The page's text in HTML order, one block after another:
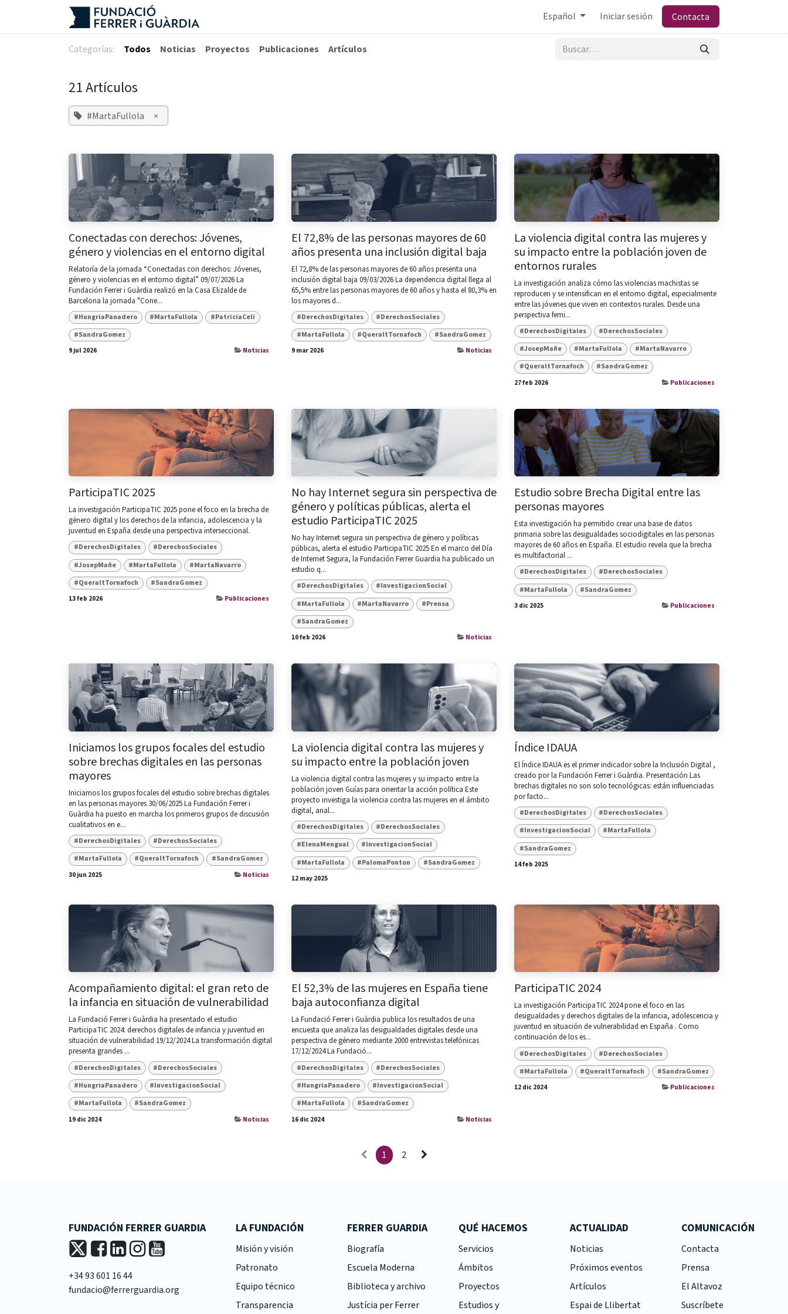
Español Iniciar sesión Contacta
Categorías: Todos Noticias Proyectos Publicaciones Artículos
21 Artículos
#MartaFullola ×
Conectadas con derechos: Jóvenes,
género y violencias en el entorno digital
Relatoría de la jornada “Conectadas con derechos: Jóvenes,
género y violencias en el entorno digital” 09/07/2026 La
Fundación Ferrer i Guàrdia realizó en la Casa Elizalde de
Barcelona la jornada "Cone...
#HungriaPanadero #MartaFullola
#PatriciaCeli
#SandraGomez
9 jul 2026
Noticias
El 72,8% de las personas mayores de 60
años presenta una inclusión digital baja
El 72,8% de las personas mayores de 60 años presenta una
inclusión digital baja 09/03/2026 La dependencia digital llega al
65,5% entre las personas mayores de 60 años y hasta el 80,3% en
los mayores d...
#DerechosDigitales
#DerechosSociales
#MartaFullola
#QueraltTornafoch
#SandraGomez
9 mar 2026
Noticias
La violencia digital contra las mujeres y
su impacto entre la población joven de
entornos rurales
La investigación analiza cómo las violencias machistas se
reproducen y se intensifican en el entorno digital, especialmente
entre las jóvenes que viven en contextos rurales. Desde una
perspectiva femi...
#DerechosDigitales
#DerechosSociales
#JosepMañe
#MartaFullola
#MartaNavarro
#QueraltTornafoch
#SandraGomez
27 feb 2026
Publicaciones
ParticipaTIC 2025
La investigación ParticipaTIC 2025 pone el foco en la brecha de
género digital y los derechos de la infancia, adolescencia y la
juventud en España desde una perspectiva interseccional.
#DerechosDigitales
#DerechosSociales
#JosepMañe
#MartaFullola
#MartaNavarro
#QueraltTornafoch
#SandraGomez
13 feb 2026
Publicaciones
No hay Internet segura sin perspectiva de
género y políticas públicas, alerta el
estudio ParticipaTIC 2025
No hay Internet segura sin perspectiva de género y políticas
públicas, alerta el estudio ParticipaTIC 2025 En el marco del Día
de Internet Segura, la Fundación Ferrer Guardia ha publicado un
estudio q...
#DerechosDigitales
#InvestigacionSocial
#MartaFullola
#MartaNavarro
#Prensa
#SandraGomez
10 feb 2026
Noticias
Estudio sobre Brecha Digital entre las
personas mayores
Esta investigación ha permitido crear una base de datos
primaria sobre las desigualdades sociodigitales en las personas
mayores de 60 años en España. El estudio revela que la brecha
es multifactorial ...
#DerechosDigitales
#DerechosSociales
#MartaFullola
#SandraGomez
3 dic 2025
Publicaciones
Iniciamos los grupos focales del estudio
sobre brechas digitales en las personas
mayores
Iniciamos los grupos focales del estudio sobre brechas digitales
en las personas mayores 30/06/2025 La Fundación Ferrer i
Guàrdia ha puesto en marcha los primeros grupos de discusión
cualitativos en e...
#DerechosDigitales
#DerechosSociales
#MartaFullola
#QueraltTornafoch
#SandraGomez
30 jun 2025
Noticias
La violencia digital contra las mujeres y
su impacto entre la población joven
La violencia digital contra las mujeres y su impacto entre la
población joven ​Guías para orientar la acción política Este
proyecto investiga la violencia contra las mujeres en el ámbito
digital, anal...
#DerechosDigitales
#DerechosSociales
#ElenaMengual
#InvestigacionSocial
#MartaFullola
#PalomaPonton
#SandraGomez
12 may 2025
Índice IDAUA
El Índice IDAUA es el primer indicador sobre la Inclusión Digital ,
creado por la Fundación Ferrer i Guàrdia. Presentación Las
brechas digitales no son solo tecnológicas: están influenciadas
por facto...
#DerechosDigitales
#DerechosSociales
#InvestigacionSocial
#MartaFullola
#SandraGomez
14 feb 2025
Acompañamiento digital: el gran reto de
la infancia en situación de vulnerabilidad
La Fundació Ferrer i Guàrdia ha presentado el estudio
ParticipaTIC 2024: derechos digitales de infancia y juventud en
situación de vulnerabilidad 19/12/2024 La transformación digital
presenta grandes ...
#DerechosDigitales
#DerechosSociales
#HungriaPanadero
#InvestigacionSocial
#MartaFullola
#SandraGomez
19 dic 2024
Noticias
El 52,3% de las mujeres en España tiene
baja autoconfianza digital
La Fundació Ferrer i Guàrdia publica los resultados de una
encuesta que analiza las desigualdades digitales desde una
perspectiva de género mediante 2000 entrevistas telefónicas
17/12/2024 La Fundació...
#DerechosDigitales
#DerechosSociales
#HungriaPanadero
#InvestigacionSocial
#MartaFullola
#SandraGomez
16 dic 2024
Noticias
ParticipaTIC 2024
La investigación ParticipaTIC 2024 pone el foco en las
desigualdades y derechos digitales de la infancia, adolescencia y
juventud en situación de vulnerabilidad en España . Como
continuación de los es...
#DerechosDigitales
#DerechosSociales
#MartaFullola
#QueraltTornafoch
#SandraGomez
12 dic 2024
Publicaciones
1 2
FUNDACIÓN FERRER GUARDIA
+34 93 601 16 44
fundacio@ferrerguardia.org
LA FUNDACIÓN
Misión y visión
Patronato
Equipo técnico
Transparencia
FERRER GUARDIA
Biografía
Escuela Moderna
Biblioteca y archivo
Justícia per Ferrer
QUÉ HACEMOS
Servicios
Ámbitos
Proyectos
Estudios y
ACTUALIDAD
Noticias
Próximos eventos
Artículos
Espai de Llibertat
COMUNICACIÓN
Contacta
Prensa
El Altavoz
Suscríbete